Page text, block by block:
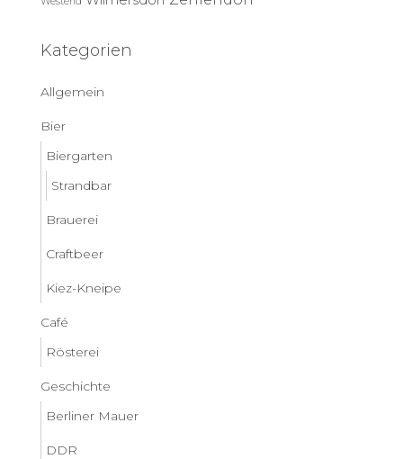
Kategorien
Allgemein
Bier
Biergarten
Strandbar
Brauerei
Craftbeer
Kiez-Kneipe
Café
Rösterei
Geschichte
Berliner Mauer
DDR